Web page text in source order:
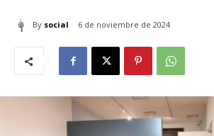
By social 6 de noviembre de 2024